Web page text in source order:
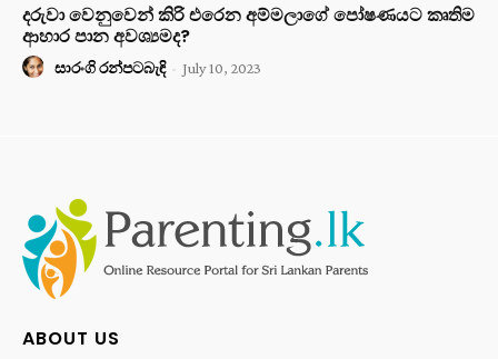
දරුවා වෙනුවෙන් කිරි එරෙන අම්මලාගේ පෝෂණයට කෘතිම
ආහාර පාන අවශ්‍යමද?
සාරංගි රන්පටබැඳි - July 10, 2023
ABOUT US